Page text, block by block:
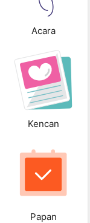
Acara
Kencan
Papan